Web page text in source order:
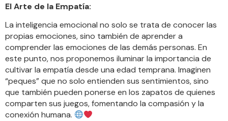
El Arte de la Empatía:
La inteligencia emocional no solo se trata de conocer las
propias emociones, sino también de aprender a
comprender las emociones de las demás personas. En
este punto, nos proponemos iluminar la importancia de
cultivar la empatía desde una edad temprana. Imaginen
“peques” que no solo entienden sus sentimientos, sino
que también pueden ponerse en los zapatos de quienes
comparten sus juegos, fomentando la compasión y la
conexión humana.